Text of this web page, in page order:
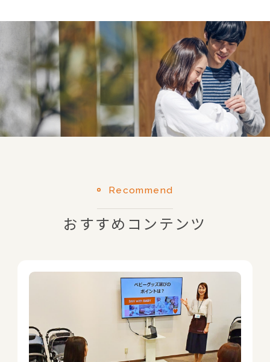
Recommend
おすすめコンテンツ